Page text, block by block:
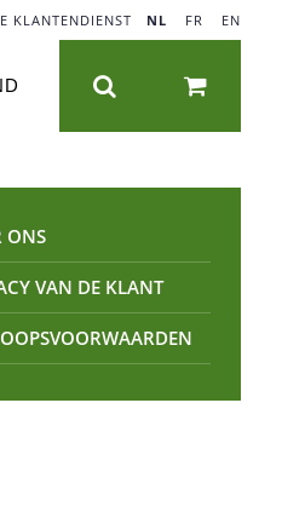
KLANTENDIENST NL FR EN
ONS
VAN DE KLANT